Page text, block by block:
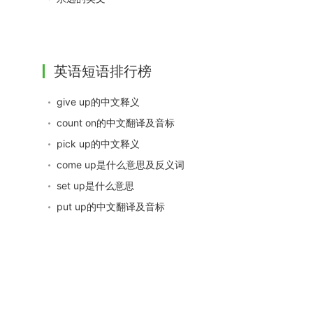
英语短语排行榜
give up的中文释义
count on的中文翻译及音标
pick up的中文释义
come up是什么意思及反义词
set up是什么意思
put up的中文翻译及音标